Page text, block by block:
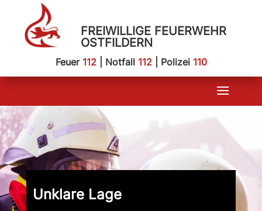
FREIWILLIGE FEUERWEHR
OSTFILDERN
Feuer 112| Notfall 112| Polizei 110
Unklare Lage